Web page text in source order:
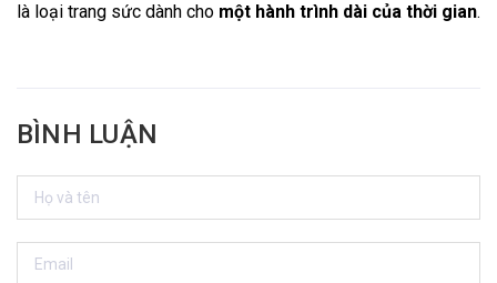
là loại trang sức dành cho một hành trình dài của thời gian.
BÌNH LUẬN